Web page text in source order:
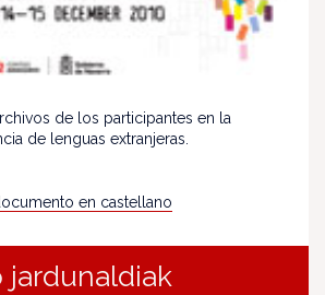
de los participantes en la
de lenguas extranjeras.
en castellano
jardunaldiak